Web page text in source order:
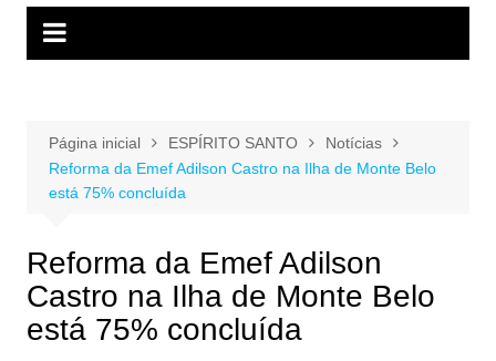
Página inicial ESPÍRITO SANTO
Notícias
Reforma da Emef Adilson Castro na Ilha de Monte Belo
está 75% concluída
Reforma da Emef Adilson
Castro na Ilha de Monte Belo
está 75% concluída